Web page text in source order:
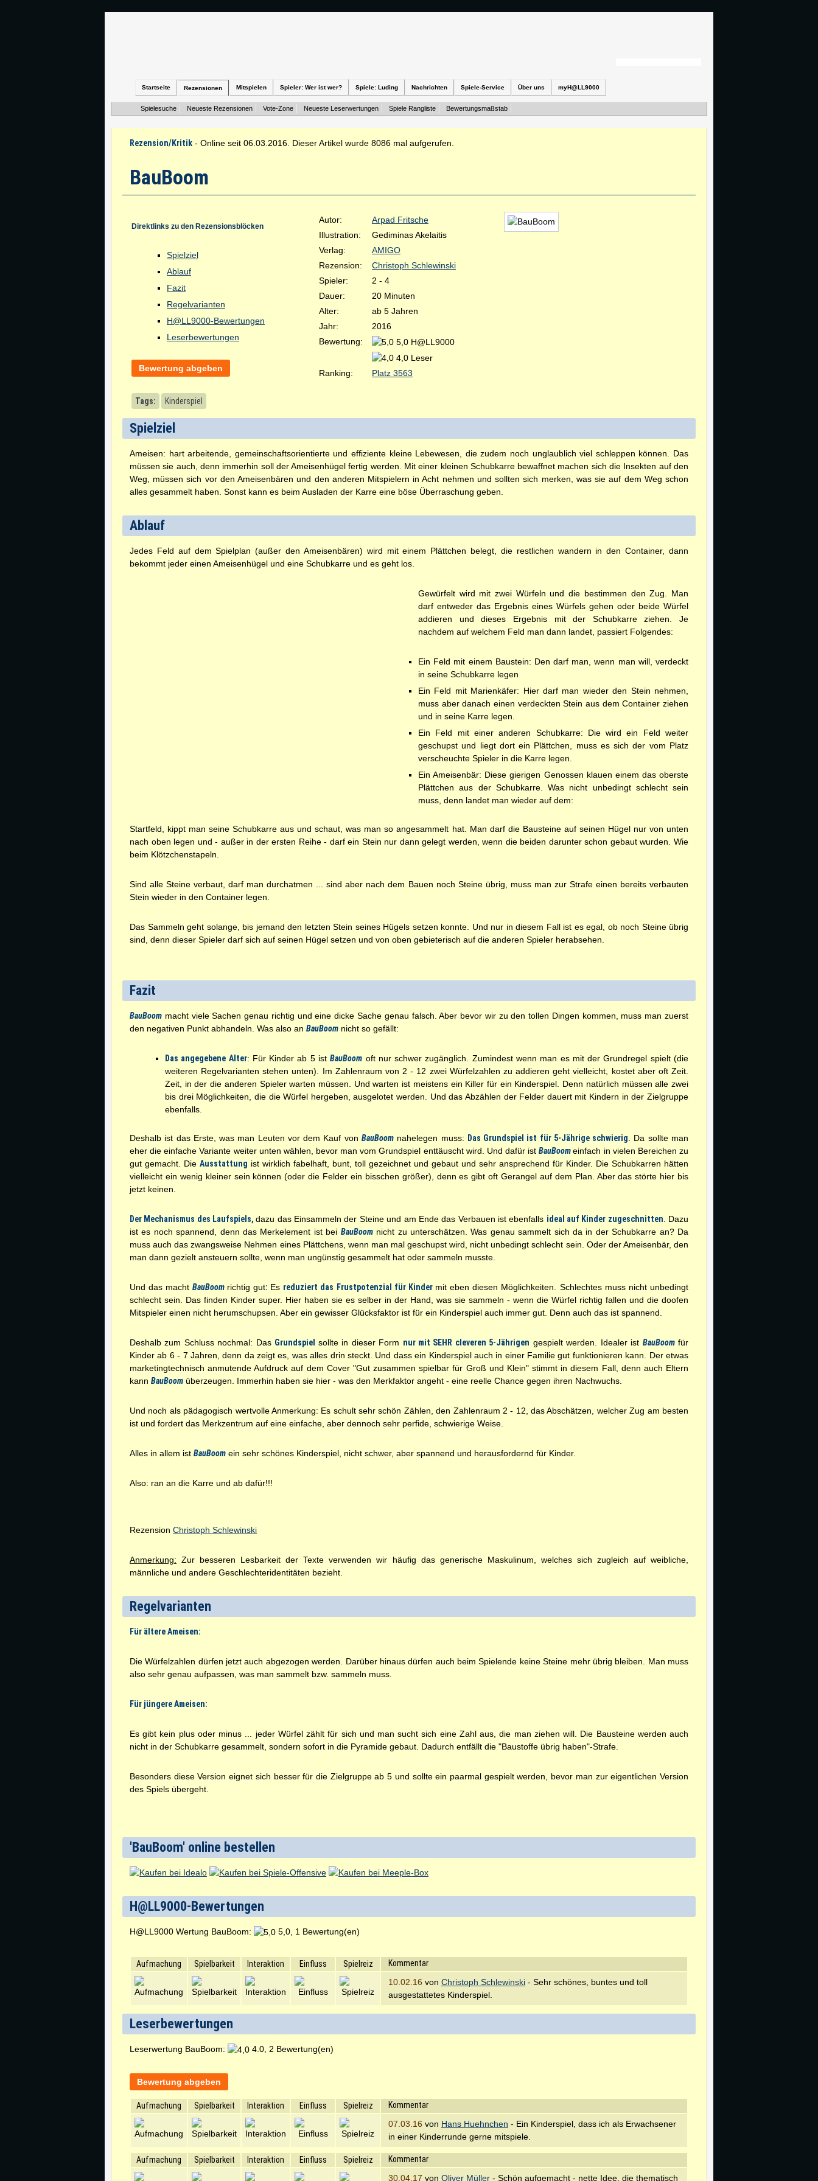
Startseite Rezensionen Mitspielen Spieler: Wer ist wer? Spiele: Luding Nachrichten Spiele-Service Über uns myH@LL9000
Spielesuche Neueste Rezensionen Vote-Zone Neueste Leserwertungen Spiele Rangliste Bewertungsmaßstab
Rezension/Kritik - Online seit 06.03.2016. Dieser Artikel wurde 8086 mal aufgerufen.
BauBoom
Direktlinks zu den Rezensionsblöcken
Spielziel
Ablauf
Fazit
Regelvarianten
H@LL9000-Bewertungen
Leserbewertungen
Bewertung abgeben
Autor:
Arpad Fritsche
Illustration:
Gediminas Akelaitis
Verlag:
AMIGO
Rezension:
Christoph Schlewinski
Spieler:
2 - 4
Dauer:
20 Minuten
Alter:
ab 5 Jahren
Jahr:
2016
Bewertung:
5,0 H@LL9000
4,0 Leser
Ranking:
Platz 3563
Tags: Kinderspiel
Spielziel
Ameisen: hart arbeitende, gemeinschaftsorientierte und effiziente kleine Lebewesen, die zudem noch unglaublich viel schleppen können. Das
müssen sie auch, denn immerhin soll der Ameisenhügel fertig werden. Mit einer kleinen Schubkarre bewaffnet machen sich die Insekten auf den
Weg, müssen sich vor den Ameisenbären und den anderen Mitspielern in Acht nehmen und sollten sich merken, was sie auf dem Weg schon
alles gesammelt haben. Sonst kann es beim Ausladen der Karre eine böse Überraschung geben.
Ablauf
Jedes Feld auf dem Spielplan (außer den Ameisenbären) wird mit einem Plättchen belegt, die restlichen wandern in den Container, dann
bekommt jeder einen Ameisenhügel und eine Schubkarre und es geht los.
Gewürfelt wird mit zwei Würfeln und die bestimmen den Zug. Man
darf entweder das Ergebnis eines Würfels gehen oder beide Würfel
addieren und dieses Ergebnis mit der Schubkarre ziehen. Je
nachdem auf welchem Feld man dann landet, passiert Folgendes:
Ein Feld mit einem Baustein: Den darf man, wenn man will, verdeckt
in seine Schubkarre legen
Ein Feld mit Marienkäfer: Hier darf man wieder den Stein nehmen,
muss aber danach einen verdeckten Stein aus dem Container ziehen
und in seine Karre legen.
Ein Feld mit einer anderen Schubkarre: Die wird ein Feld weiter
geschupst und liegt dort ein Plättchen, muss es sich der vom Platz
verscheuchte Spieler in die Karre legen.
Ein Ameisenbär: Diese gierigen Genossen klauen einem das oberste
Plättchen aus der Schubkarre. Was nicht unbedingt schlecht sein
muss, denn landet man wieder auf dem:
Startfeld, kippt man seine Schubkarre aus und schaut, was man so angesammelt hat. Man darf die Bausteine auf seinen Hügel nur von unten
nach oben legen und - außer in der ersten Reihe - darf ein Stein nur dann gelegt werden, wenn die beiden darunter schon gebaut wurden. Wie
beim Klötzchenstapeln.
Sind alle Steine verbaut, darf man durchatmen ... sind aber nach dem Bauen noch Steine übrig, muss man zur Strafe einen bereits verbauten
Stein wieder in den Container legen.
Das Sammeln geht solange, bis jemand den letzten Stein seines Hügels setzen konnte. Und nur in diesem Fall ist es egal, ob noch Steine übrig
sind, denn dieser Spieler darf sich auf seinen Hügel setzen und von oben gebieterisch auf die anderen Spieler herabsehen.
Fazit
BauBoom macht viele Sachen genau richtig und eine dicke Sache genau falsch. Aber bevor wir zu den tollen Dingen kommen, muss man zuerst
den negativen Punkt abhandeln. Was also an BauBoom nicht so gefällt:
Das angegebene Alter: Für Kinder ab 5 istBauBoom oft nur schwer zugänglich. Zumindest wenn man es mit der Grundregel spielt (die
weiteren Regelvarianten stehen unten). Im Zahlenraum von 2 - 12 zwei Würfelzahlen zu addieren geht vielleicht, kostet aber oft Zeit.
Zeit, in der die anderen Spieler warten müssen. Und warten ist meistens ein Killer für ein Kinderspiel. Denn natürlich müssen alle zwei
bis drei Möglichkeiten, die die Würfel hergeben, ausgelotet werden. Und das Abzählen der Felder dauert mit Kindern in der Zielgruppe
ebenfalls.
Deshalb ist das Erste, was man Leuten vor dem Kauf von BauBoom nahelegen muss: Das Grundspiel ist für 5-Jährige schwierig . Da sollte man
eher die einfache Variante weiter unten wählen, bevor man vom Grundspiel enttäuscht wird. Und dafür istBauBoom einfach in vielen Bereichen zu
gut gemacht. Die Ausstattung ist wirklich fabelhaft, bunt, toll gezeichnet und gebaut und sehr ansprechend für Kinder. Die Schubkarren hätten
vielleicht ein wenig kleiner sein können (oder die Felder ein bisschen größer), denn es gibt oft Gerangel auf dem Plan. Aber das störte hier bis
jetzt keinen.
Der Mechanismus des Laufspiels,dazu das Einsammeln der Steine und am Ende das Verbauen ist ebenfalls ideal auf Kinder zugeschnitten . Dazu
ist es noch spannend, denn das Merkelement ist bei BauBoomnicht zu unterschätzen. Was genau sammelt sich da in der Schubkarre an? Da
muss auch das zwangsweise Nehmen eines Plättchens, wenn man mal geschupst wird, nicht unbedingt schlecht sein. Oder der Ameisenbär, den
man dann gezielt ansteuern sollte, wenn man ungünstig gesammelt hat oder sammeln musste.
Und das macht BauBoom richtig gut: Es reduziert das Frustpotenzial für Kinder mit eben diesen Möglichkeiten. Schlechtes muss nicht unbedingt
schlecht sein. Das finden Kinder super. Hier haben sie es selber in der Hand, was sie sammeln - wenn die Würfel richtig fallen und die doofen
Mitspieler einen nicht herumschupsen. Aber ein gewisser Glücksfaktor ist für ein Kinderspiel auch immer gut. Denn auch das ist spannend.
Deshalb zum Schluss nochmal: Das Grundspiel sollte in dieser Form nur mit SEHR cleveren 5-Jährigen gespielt werden. Idealer ist BauBoomfür
Kinder ab 6 - 7 Jahren, denn da zeigt es, was alles drin steckt. Und dass ein Kinderspiel auch in einer Familie gut funktionieren kann. Der etwas
marketingtechnisch anmutende Aufdruck auf dem Cover "Gut zusammen spielbar für Groß und Klein" stimmt in diesem Fall, denn auch Eltern
kann BauBoom überzeugen. Immerhin haben sie hier - was den Merkfaktor angeht - eine reelle Chance gegen ihren Nachwuchs.
Und noch als pädagogisch wertvolle Anmerkung: Es schult sehr schön Zählen, den Zahlenraum 2 - 12, das Abschätzen, welcher Zug am besten
ist und fordert das Merkzentrum auf eine einfache, aber dennoch sehr perfide, schwierige Weise.
Alles in allem ist BauBoom ein sehr schönes Kinderspiel, nicht schwer, aber spannend und herausfordernd für Kinder.
Also: ran an die Karre und ab dafür!!!
Rezension Christoph Schlewinski
Anmerkung: Zur besseren Lesbarkeit der Texte verwenden wir häufig das generische Maskulinum, welches sich zugleich auf weibliche,
männliche und andere Geschlechteridentitäten bezieht.
Regelvarianten
Für ältere Ameisen:
Die Würfelzahlen dürfen jetzt auch abgezogen werden. Darüber hinaus dürfen auch beim Spielende keine Steine mehr übrig bleiben. Man muss
also sehr genau aufpassen, was man sammelt bzw. sammeln muss.
Für jüngere Ameisen:
Es gibt kein plus oder minus ... jeder Würfel zählt für sich und man sucht sich eine Zahl aus, die man ziehen will. Die Bausteine werden auch
nicht in der Schubkarre gesammelt, sondern sofort in die Pyramide gebaut. Dadurch entfällt die "Baustoffe übrig haben"-Strafe.
Besonders diese Version eignet sich besser für die Zielgruppe ab 5 und sollte ein paarmal gespielt werden, bevor man zur eigentlichen Version
des Spiels übergeht.
'BauBoom' online bestellen
H@LL9000-Bewertungen
H@LL9000 Wertung BauBoom: 5,0, 1 Bewertung(en)
Aufmachung Spielbarkeit Interaktion Einfluss Spielreiz
Kommentar
10.02.16 von Christoph Schlewinski - Sehr schönes, buntes und toll
ausgestattetes Kinderspiel.
Leserbewertungen
Leserwertung BauBoom: 4.0, 2 Bewertung(en)
Bewertung abgeben
Aufmachung Spielbarkeit Interaktion Einfluss Spielreiz
Kommentar
07.03.16 von Hans Huehnchen - Ein Kinderspiel, dass ich als Erwachsener
in einer Kinderrunde gerne mitspiele.
Aufmachung Spielbarkeit Interaktion Einfluss Spielreiz
Kommentar
30.04.17 von Oliver Müller - Schön aufgemacht - nette Idee, die thematisch